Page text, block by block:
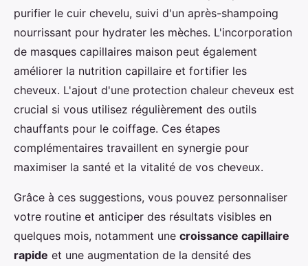
purifier le cuir chevelu, suivi d'un après-shampoing
nourrissant pour hydrater les mèches. L'incorporation
de masques capillaires maison peut également
améliorer la nutrition capillaire et fortifier les
cheveux. L'ajout d'une protection chaleur cheveux est
crucial si vous utilisez régulièrement des outils
chauffants pour le coiffage. Ces étapes
complémentaires travaillent en synergie pour
maximiser la santé et la vitalité de vos cheveux.
Grâce à ces suggestions, vous pouvez personnaliser
votre routine et anticiper des résultats visibles en
quelques mois, notamment une croissance capillaire
rapide et une augmentation de la densité des